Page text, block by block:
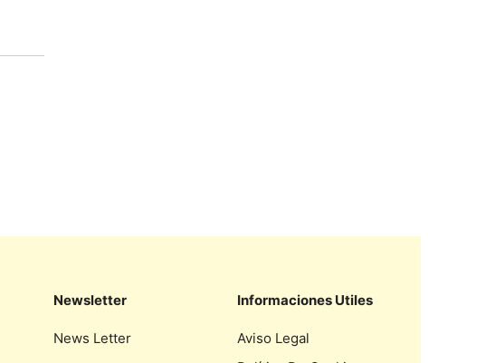
Newsletter
News Letter
Informaciones Utiles
Aviso Legal